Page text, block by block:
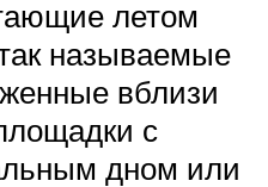
летом
называемые
вблизи
с
дном или